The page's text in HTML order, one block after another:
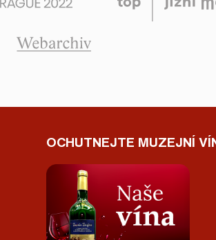
OCHUTNEJTE MUZEJNÍ